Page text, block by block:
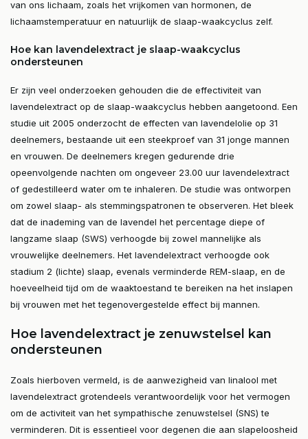
van ons lichaam, zoals het vrijkomen van hormonen, de
lichaamstemperatuur en natuurlijk de slaap-waakcyclus zelf.
Hoe kan lavendelextract je slaap-waakcyclus
ondersteunen
Er zijn veel onderzoeken gehouden die de effectiviteit van
lavendelextract op de slaap-waakcyclus hebben aangetoond. Een
studie uit 2005 onderzocht de effecten van lavendelolie op 31
deelnemers, bestaande uit een steekproef van 31 jonge mannen
en vrouwen. De deelnemers kregen gedurende drie
opeenvolgende nachten om ongeveer 23.00 uur lavendelextract
of gedestilleerd water om te inhaleren. De studie was ontworpen
om zowel slaap- als stemmingspatronen te observeren. Het bleek
dat de inademing van de lavendel het percentage diepe of
langzame slaap (SWS) verhoogde bij zowel mannelijke als
vrouwelijke deelnemers. Het lavendelextract verhoogde ook
stadium 2 (lichte) slaap, evenals verminderde REM-slaap, en de
hoeveelheid tijd om de waaktoestand te bereiken na het inslapen
bij vrouwen met het tegenovergestelde effect bij mannen.
Hoe lavendelextract je zenuwstelsel kan
ondersteunen
Zoals hierboven vermeld, is de aanwezigheid van linalool met
lavendelextract grotendeels verantwoordelijk voor het vermogen
om de activiteit van het sympathische zenuwstelsel (SNS) te
verminderen. Dit is essentieel voor degenen die aan slapeloosheid